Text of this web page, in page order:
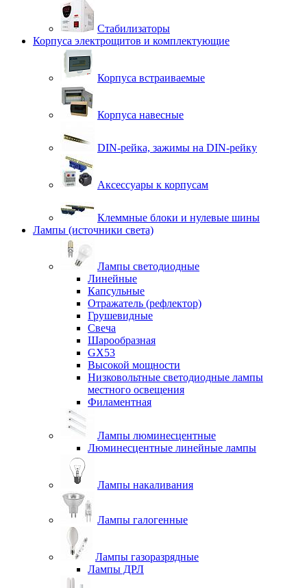
Стабилизаторы
Корпуса электрощитов и комплектующие
Корпуса встраиваемые
Корпуса навесные
DIN-рейка, зажимы на DIN-рейку
Аксессуары к корпусам
Клеммные блоки и нулевые шины
Лампы (источники света)
Лампы светодиодные
Линейные
Капсульные
Отражатель (рефлектор)
Грушевидные
Свеча
Шарообразная
GX53
Высокой мощности
Низковольтные светодиодные лампы
местного освещения
Филаментная
Лампы люминесцентные
Люминесцентные линейные лампы
Лампы накаливания
Лампы галогенные
Лампы газоразрядные
Лампы ДРЛ